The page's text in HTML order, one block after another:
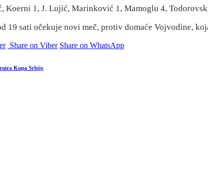
Koerni 1, J. Lujić, Marinković 1, Mamoglu 4,
19 sati očekuje novi meč, protiv domaće Vojvodine,
Share on Viber Share on WhatsApp
Kupa Srbije